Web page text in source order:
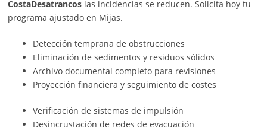
CostaDesatrancoslas incidencias se reducen. Solicita hoy tu
programa ajustado en Mijas.
Detección temprana de obstrucciones
Eliminación de sedimentos y residuos sólidos
Archivo documental completo para revisiones
Proyección financiera y seguimiento de costes
Verificación de sistemas de impulsión
Desincrustación de redes de evacuación